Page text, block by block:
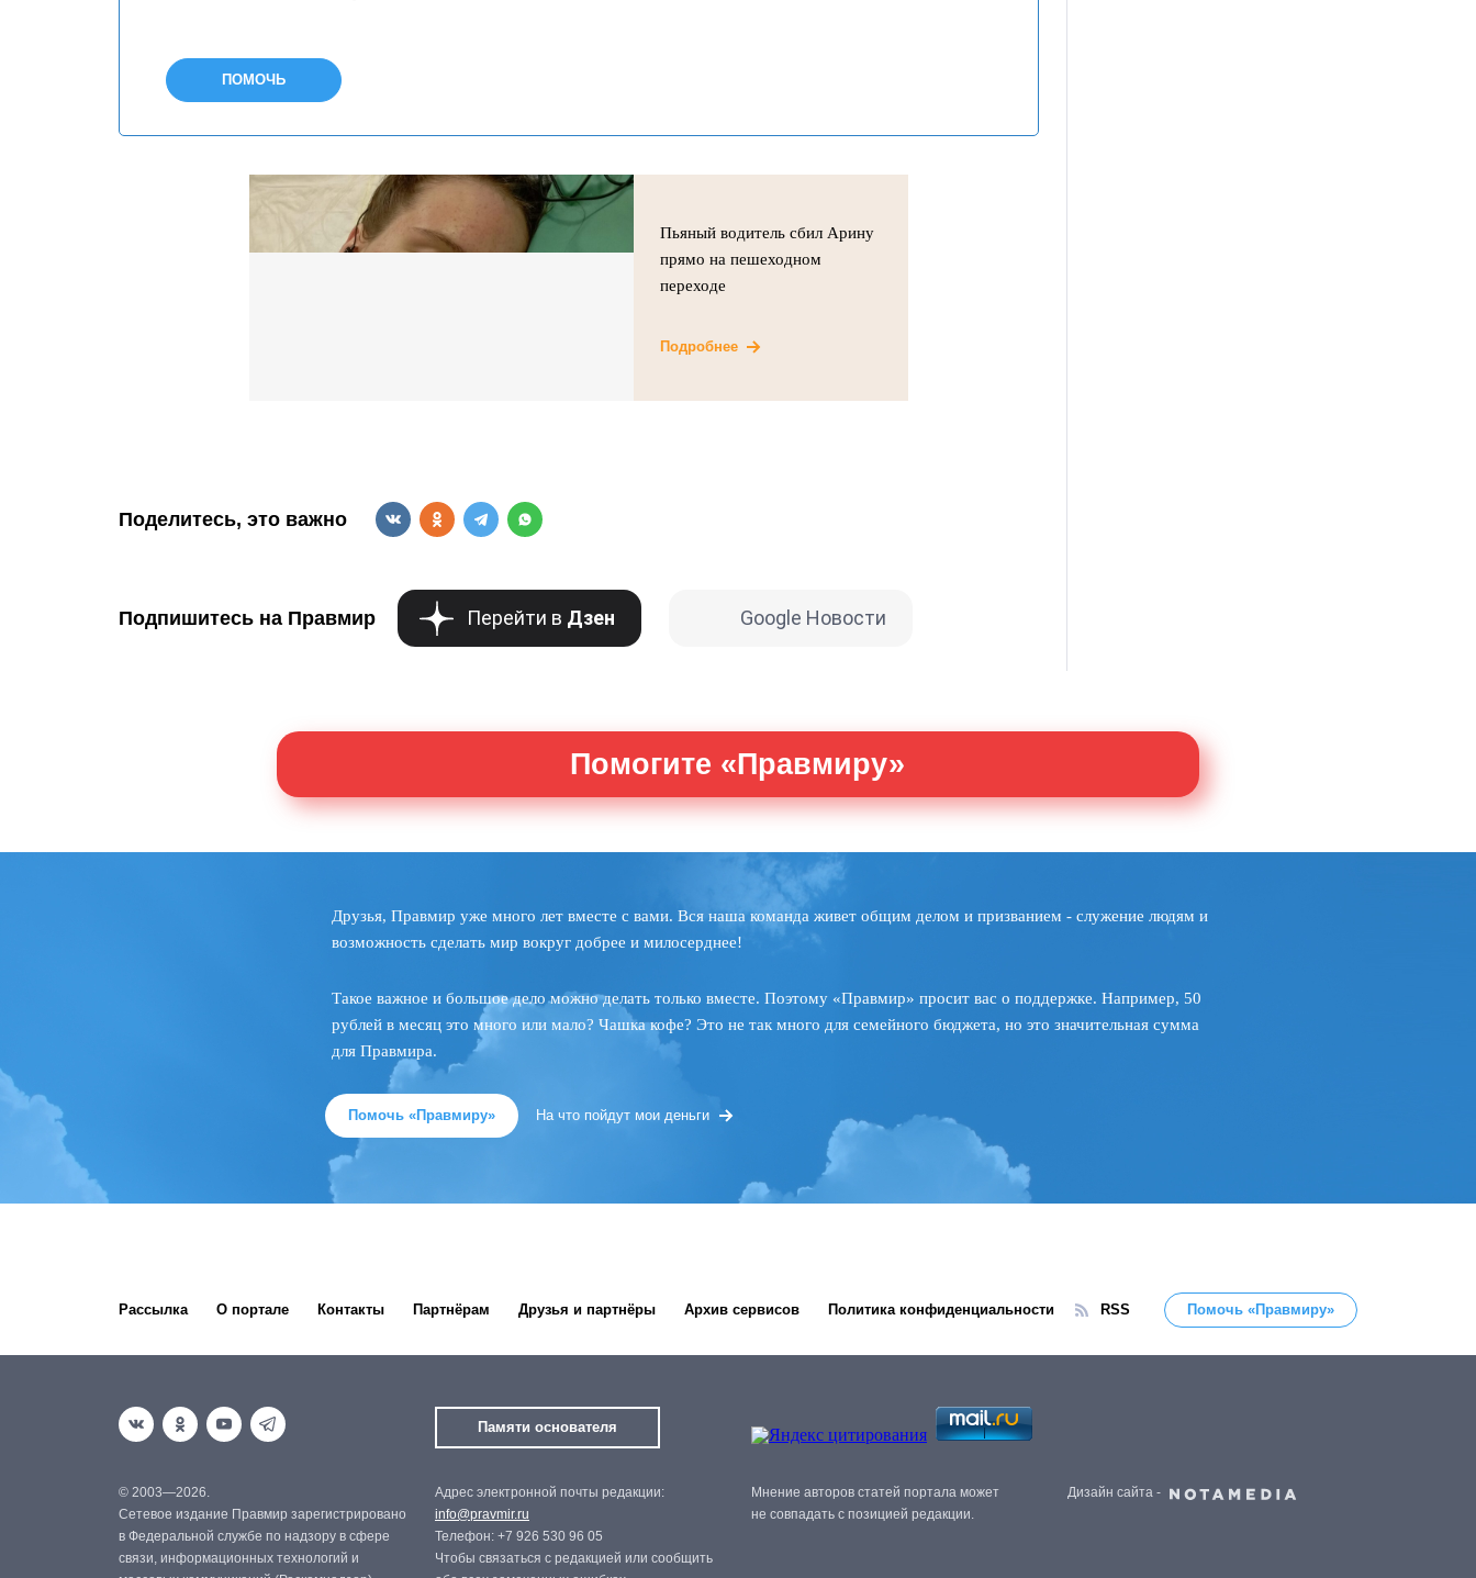
ПОМОЧЬ
Пьяный водитель сбил Арину
прямо на пешеходном
переходе
Подробнее
Поделитесь, это важно
Подпишитесь на Правмир Перейти в Дзен Google Новости
Помогите «Правмиру»
Друзья, Правмир уже много лет вместе с вами. Вся наша команда живет общим делом и призванием - служение людям и
возможность сделать мир вокруг добрее и милосерднее!
Такое важное и большое дело можно делать только вместе. Поэтому «Правмир» просит вас о поддержке. Например, 50
рублей в месяц это много или мало? Чашка кофе? Это не так много для семейного бюджета, но это значительная сумма
для Правмира.
Помочь «Правмиру» На что пойдут мои деньги
Рассылка О портале Контакты Партнёрам Друзья и партнёры Архив сервисов Политика конфиденциальности RSS Помочь «Правмиру»
Памяти основателя
© 2003—2026.
Сетевое издание Правмир зарегистрировано
в Федеральной службе по надзору в сфере
связи, информационных технологий и
Адрес электронной почты редакции:
info@pravmir.ru
Телефон: +7 926 530 96 05
Чтобы связаться с редакцией или сообщить
Мнение авторов статей портала может
не совпадать с позицией редакции.
Дизайн сайта -